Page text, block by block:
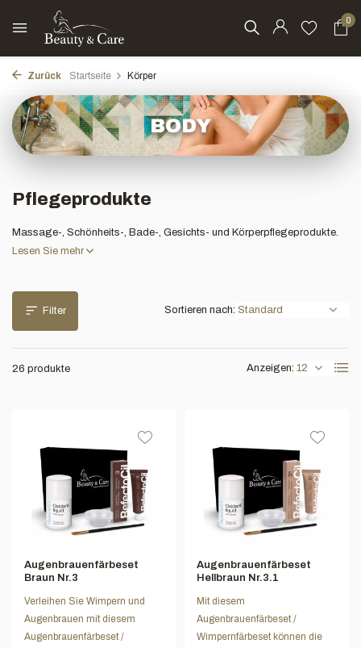
0
Zurück Startseite Körper
Pflegeprodukte
Massage-, Schönheits-, Bade-, Gesichts- und Körperpflegeprodukte.
Lesen Sie mehr
Filter
26 produkte Anzeigen:
Sortieren nach:
Augenbrauenfärbeset
Braun Nr.3
Verleihen Sie Wimpern und
Augenbrauen mit diesem
Augenbrauenfärbeset /
Augenbrauenfärbeset
Hellbraun Nr.3.1
Mit diesem
Augenbrauenfärbeset /
Wimpernfärbeset können die